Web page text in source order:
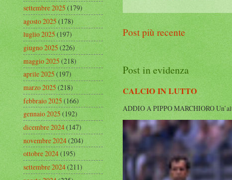
Post più recente
Post in evidenza
CALCIO IN LUTTO
ADDIO A PIPPO MARCHIORO
settembre 2025(179)
agosto 2025(178)
luglio 2025(197)
giugno 2025(226)
maggio 2025(218)
aprile 2025(197)
marzo 2025(218)
febbraio 2025(166)
gennaio 2025(192)
dicembre 2024(147)
novembre 2024(204)
ottobre 2024(195)
settembre 2024(211)